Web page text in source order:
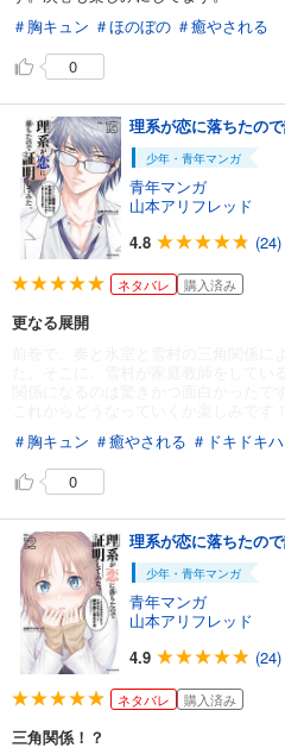
＃胸キュン ＃ほのぼの ＃癒やされる
0
理系が恋に落ちたの
少年・青年マンガ
青年マンガ
山本アリフレッド
4.8
(24)
ネタバレ 購入済み
更なる展開
＃胸キュン ＃癒やされる ＃ドキドキ
0
理系が恋に落ちたの
少年・青年マンガ
青年マンガ
山本アリフレッド
4.9
(24)
ネタバレ 購入済み
三角関係！？